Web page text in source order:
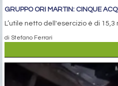
GRUPPO ORI MARTIN: CINQUE
L’utile netto dell'esercizio è di 15,3
di Stefano Ferrari